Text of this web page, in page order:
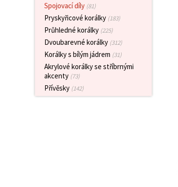
Spojovací díly (81)
Pryskyřicové korálky (183)
Průhledné korálky (225)
Dvoubarevné korálky (312)
Korálky s bílým jádrem (31)
Akrylové korálky se stříbrnými
akcenty (73)
Přívěsky (142)